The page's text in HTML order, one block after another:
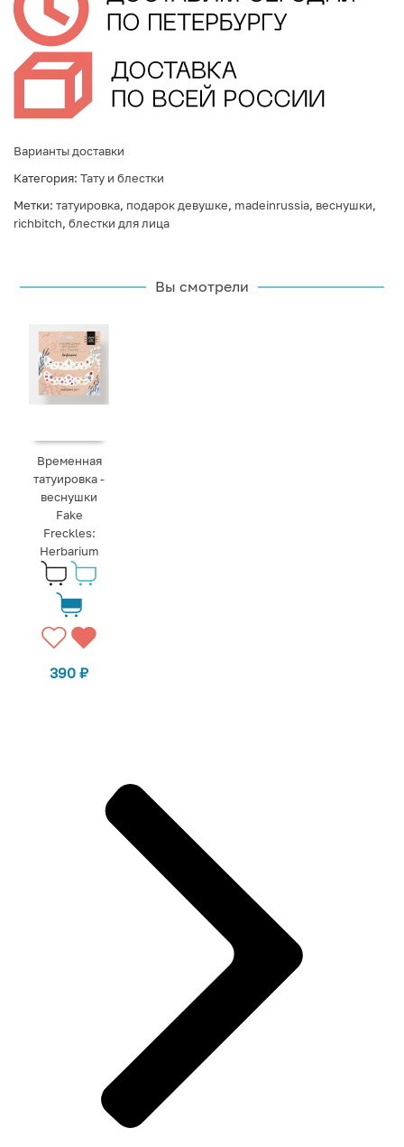
Варианты доставки
Категория: Тату и блестки
Метки: татуировка, подарок девушке, madeinrussia, веснушки,
richbitch, блестки для лица
Вы смотрели
Временная
татуировка -
веснушки
Fake
Freckles:
Herbarium
390₽